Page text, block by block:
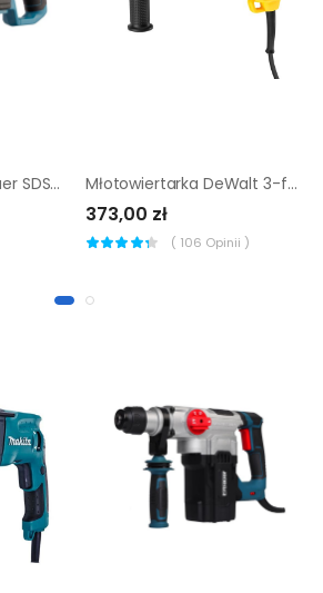
Młotowiertarka Erbauer SDS Plus 18 V bez akumulatora Młotowiertarka DeWalt 3-funkcyjna 710 W 22 mm
373,00 zł
( 106 Opinii )